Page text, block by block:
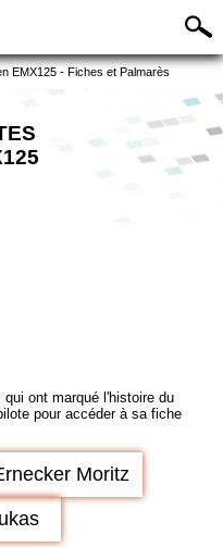
EMX125 - Fiches et Palmarès
ont marqué l'histoire du
pour accéder à sa fiche
Moritz